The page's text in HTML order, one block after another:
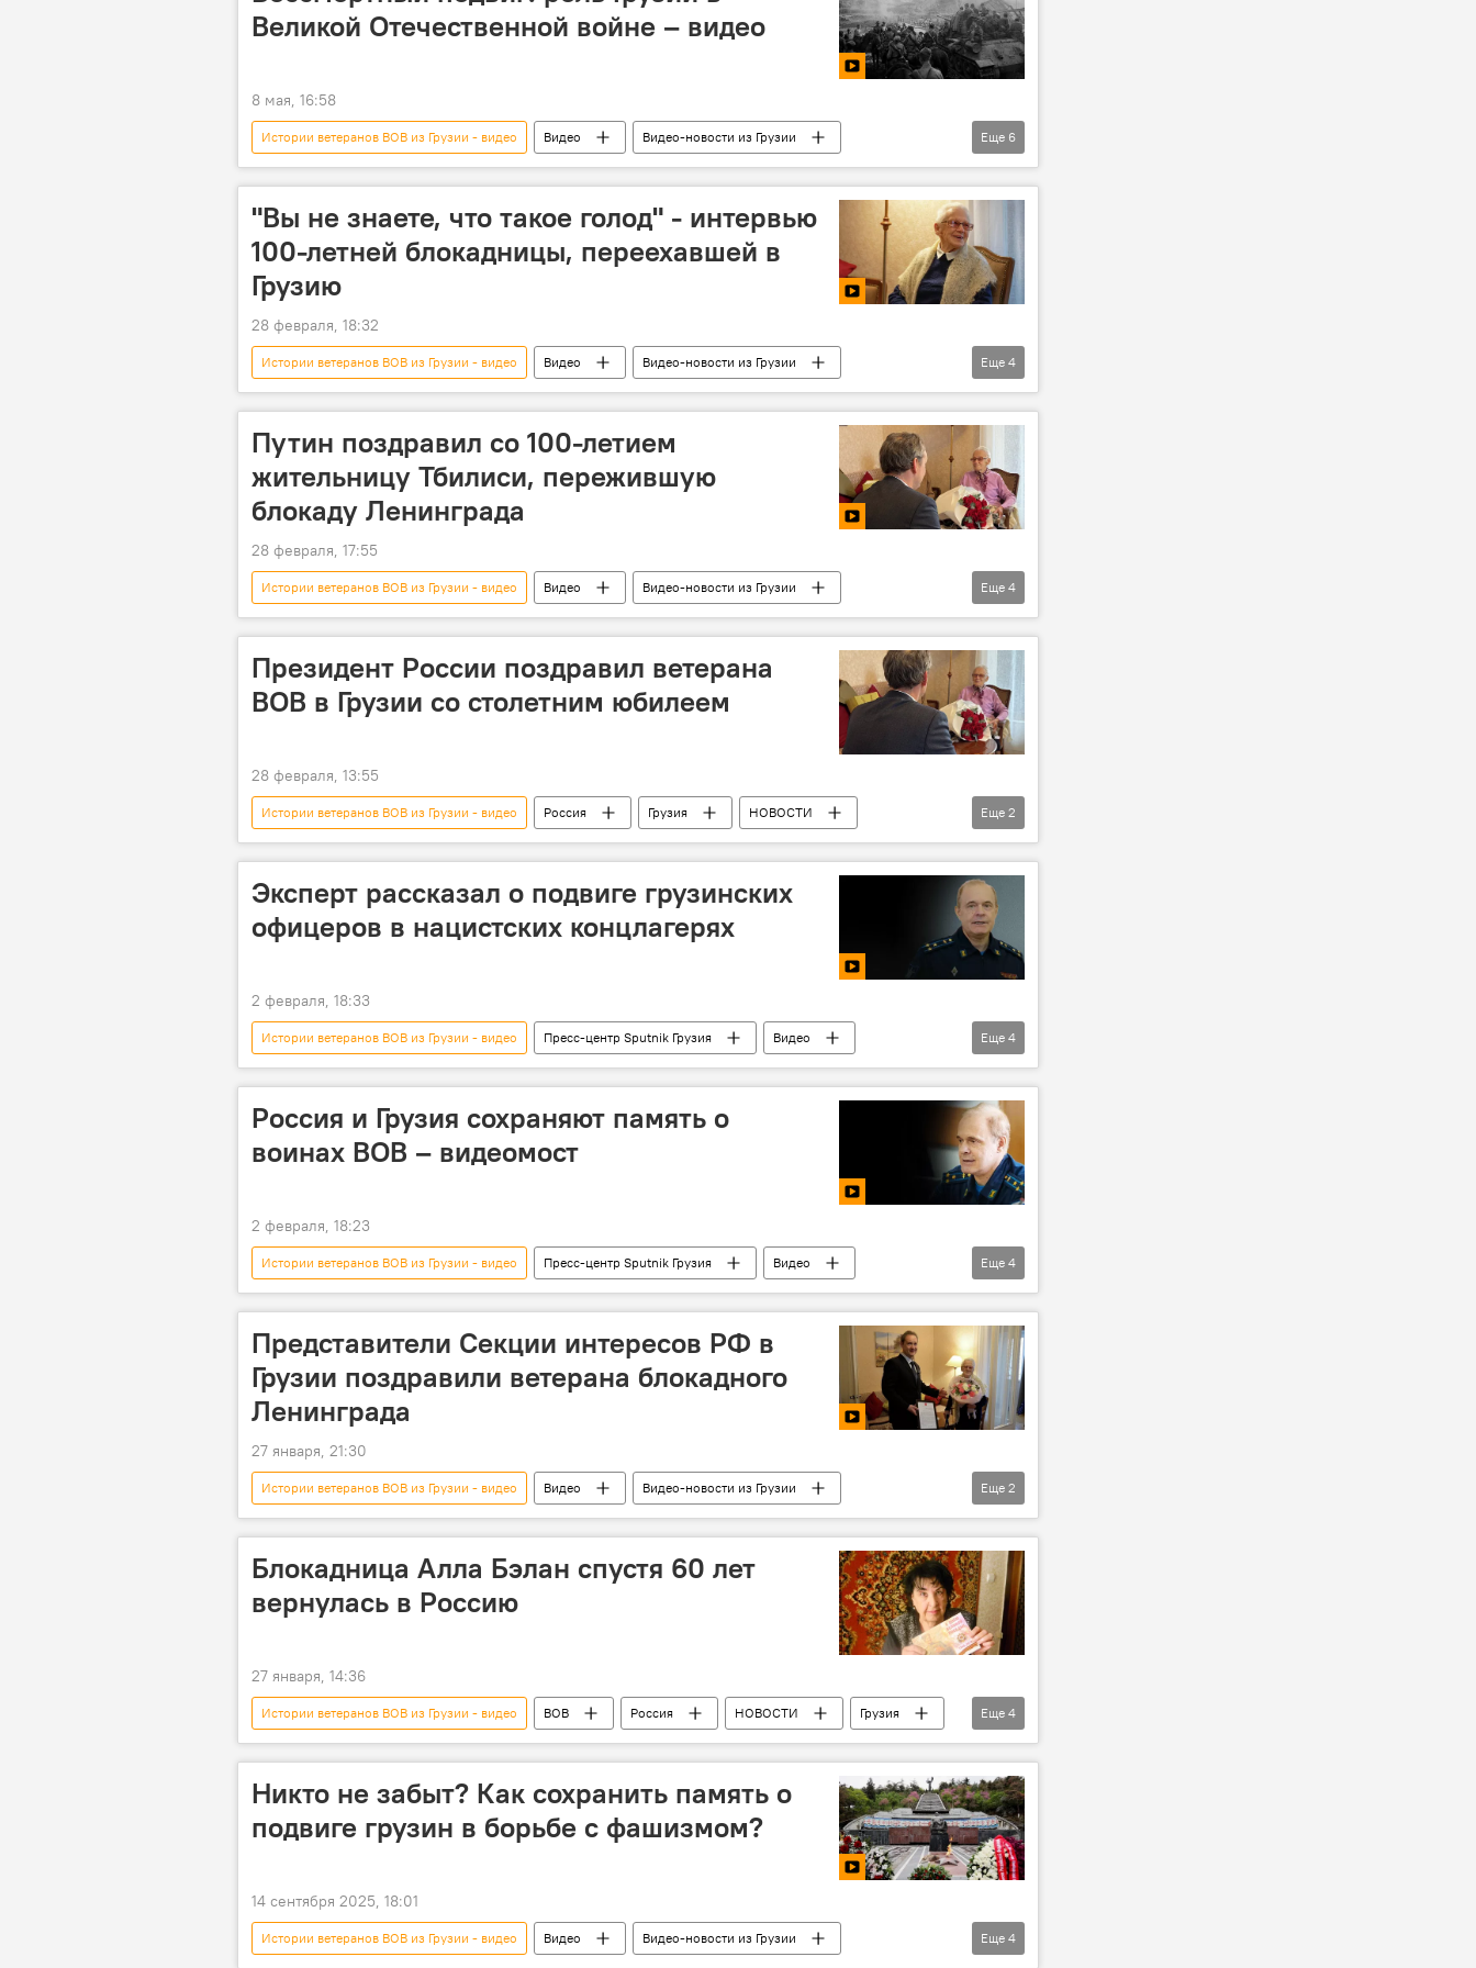
Великой Отечественной войне – видео
8 мая, 16:58
Истории ветеранов ВОВ из Грузии - видео Видео
Видео-новости из Грузии
Мультимедиа
ВОВ Война
Вторая мировая война
Еще 6
"Вы не знаете, что такое голод" - интервью
100-летней блокадницы, переехавшей в
Грузию
28 февраля, 18:32
Истории ветеранов ВОВ из Грузии - видео Видео
Видео-новости из Грузии
Мультимедиа
Ветераны ВОВ Видеоклуб
Еще 4
Путин поздравил со 100-летием
жительницу Тбилиси, пережившую
блокаду Ленинграда
28 февраля, 17:55
Истории ветеранов ВОВ из Грузии - видео Видео
Видео-новости из Грузии
Мультимедиа
Владимир Путин Ветераны ВОВ
Еще 4
Президент России поздравил ветерана
ВОВ в Грузии со столетним юбилеем
28 февраля, 13:55
Истории ветеранов ВОВ из Грузии - видео Россия Грузия
НОВОСТИ
Тбилиси
Владимир Путин ВОВ
Еще 2
Эксперт рассказал о подвиге грузинских
офицеров в нацистских концлагерях
2 февраля, 18:33
Истории ветеранов ВОВ из Грузии - видео Пресс-центр Sputnik Грузия
Видео
Видео-новости из Грузии
Мультимедиа Экспертное мнение ВОВ
Еще 4
Россия и Грузия сохраняют память о
воинах ВОВ – видеомост
2 февраля, 18:23
Истории ветеранов ВОВ из Грузии - видео Пресс-центр Sputnik Грузия
Видео
Видео-новости из Грузии
Мультимедиа Экспертное мнение ВОВ
Еще 4
Представители Секции интересов РФ в
Грузии поздравили ветерана блокадного
Ленинграда
27 января, 21:30
Истории ветеранов ВОВ из Грузии - видео Видео
Видео-новости из Грузии
Мультимедиа
ВОВ
Еще 2
Блокадница Алла Бэлан спустя 60 лет
вернулась в Россию
27 января, 14:36
Истории ветеранов ВОВ из Грузии - видео ВОВ Россия НОВОСТИ
Грузия
Москва
Санкт-Петербург Тбилиси Ветераны
Еще 4
Никто не забыт? Как сохранить память о
подвиге грузин в борьбе с фашизмом?
14 сентября 2025, 18:01
Истории ветеранов ВОВ из Грузии - видео Видео
Видео-новости из Грузии
Еще 4